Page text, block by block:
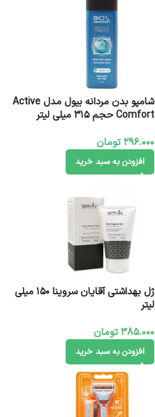
شامپو بدن مردانه بیول مدل Active
Comfort حجم 315 میلی لیتر
296.000تومان
افزودن به سبد خرید
ژل بهداشتی آقایان سروینا ۱۵۰ میلی
لیتر
385.000تومان
افزودن به سبد خرید